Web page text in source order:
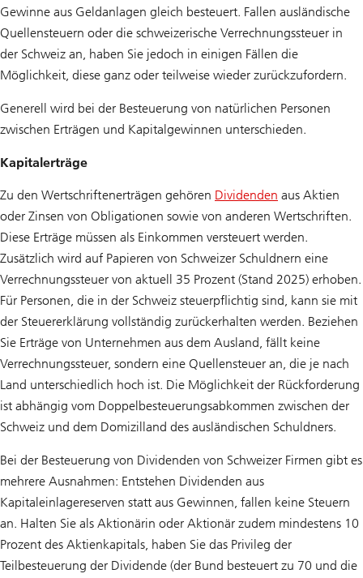
Gewinne aus Geldanlagen gleich besteuert. Fallen ausländische
Quellensteuern oder die schweizerische Verrechnungssteuer in
der Schweiz an, haben Sie jedoch in einigen Fällen die
Möglichkeit, diese ganz oder teilweise wieder zurückzufordern.
Generell wird bei der Besteuerung von natürlichen Personen
zwischen Erträgen und Kapitalgewinnen unterschieden.
Kapitalerträge
Zu den Wertschriftenerträgen gehören Dividenden aus Aktien
oder Zinsen von Obligationen sowie von anderen Wertschriften.
Diese Erträge müssen als Einkommen versteuert werden.
Zusätzlich wird auf Papieren von Schweizer Schuldnern eine
Verrechnungssteuer von aktuell 35 Prozent (Stand 2025) erhoben.
Für Personen, die in der Schweiz steuerpflichtig sind, kann sie mit
der Steuererklärung vollständig zurückerhalten werden. Beziehen
Sie Erträge von Unternehmen aus dem Ausland, fällt keine
Verrechnungssteuer, sondern eine Quellensteuer an, die je nach
Land unterschiedlich hoch ist. Die Möglichkeit der Rückforderung
ist abhängig vom Doppelbesteuerungsabkommen zwischen der
Schweiz und dem Domizilland des ausländischen Schuldners.
Bei der Besteuerung von Dividenden von Schweizer Firmen gibt es
mehrere Ausnahmen: Entstehen Dividenden aus
Kapitaleinlagereserven statt aus Gewinnen, fallen keine Steuern
an. Halten Sie als Aktionärin oder Aktionär zudem mindestens 10
Prozent des Aktienkapitals, haben Sie das Privileg der
Teilbesteuerung der Dividende (der Bund besteuert zu 70 und die